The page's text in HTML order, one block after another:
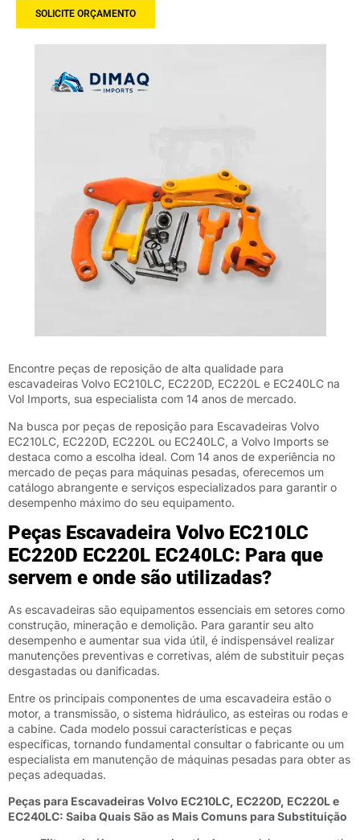
SOLICITE ORÇAMENTO
Encontre peças de reposição de alta qualidade para
escavadeiras Volvo EC210LC, EC220D, EC220L e EC240LC na
Vol Imports, sua especialista com 14 anos de mercado.
Na busca por peças de reposição para Escavadeiras Volvo
EC210LC, EC220D, EC220L ou EC240LC, a Volvo Imports se
destaca como a escolha ideal. Com 14 anos de experiência no
mercado de peças para máquinas pesadas, oferecemos um
catálogo abrangente e serviços especializados para garantir o
desempenho máximo do seu equipamento.
Peças Escavadeira Volvo EC210LC
EC220D EC220L EC240LC: Para que
servem e onde são utilizadas?
As escavadeiras são equipamentos essenciais em setores como
construção, mineração e demolição. Para garantir seu alto
desempenho e aumentar sua vida útil, é indispensável realizar
manutenções preventivas e corretivas, além de substituir peças
desgastadas ou danificadas.
Entre os principais componentes de uma escavadeira estão o
motor, a transmissão, o sistema hidráulico, as esteiras ou rodas e
a cabine. Cada modelo possui características e peças
específicas, tornando fundamental consultar o fabricante ou um
especialista em manutenção de máquinas pesadas para obter as
peças adequadas.
Peças para Escavadeiras Volvo EC210LC, EC220D, EC220L e
EC240LC: Saiba Quais São as Mais Comuns para Substituição